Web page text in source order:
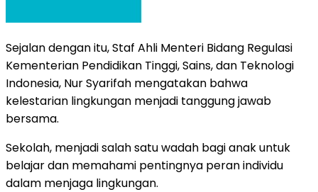
Sejalan dengan itu, Staf Ahli Menteri Bidang Regulasi
Kementerian Pendidikan Tinggi, Sains, dan Teknologi
Indonesia, Nur Syarifah mengatakan bahwa
kelestarian lingkungan menjadi tanggung jawab
bersama.
Sekolah, menjadi salah satu wadah bagi anak untuk
belajar dan memahami pentingnya peran individu
dalam menjaga lingkungan.